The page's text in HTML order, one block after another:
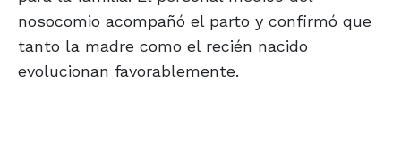
nosocomio acompañó el parto y confirmó que
tanto la madre como el recién nacido
evolucionan favorablemente.